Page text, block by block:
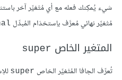
شيء يُمكِنك فعله مع أي مُتْغيِّر آخر
مُتْغيِّر نهائي مُعرَّف باِستخدَام المُبدِّل
المتغير الخاص super
تُعرِّف الجافا المُتْغيِّر الخاص super